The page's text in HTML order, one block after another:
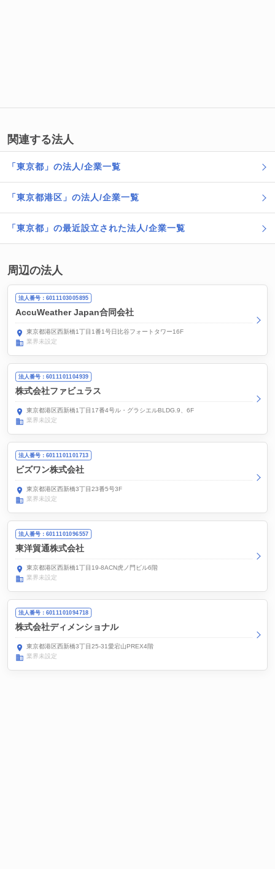
関連する法人
「東京都」の法人/企業一覧
「東京都港区」の法人/企業一覧
「東京都」の最近設立された法人/企業一覧
周辺の法人
法人番号：6011103005895
AccuWeather Japan合同会社
東京都港区西新橋1丁目1番1号日比谷フォートタワー16F
業界未設定
法人番号：6011101104939
株式会社ファビュラス
東京都港区西新橋1丁目17番4号ル・グラシエルBLDG.9、6F
業界未設定
法人番号：6011101101713
ビズワン株式会社
東京都港区西新橋3丁目23番5号3F
業界未設定
法人番号：6011101096557
東洋貿通株式会社
東京都港区西新橋1丁目19-8ACN虎ノ門ビル6階
業界未設定
法人番号：6011101094718
株式会社ディメンショナル
東京都港区西新橋3丁目25-31愛宕山PREX4階
業界未設定